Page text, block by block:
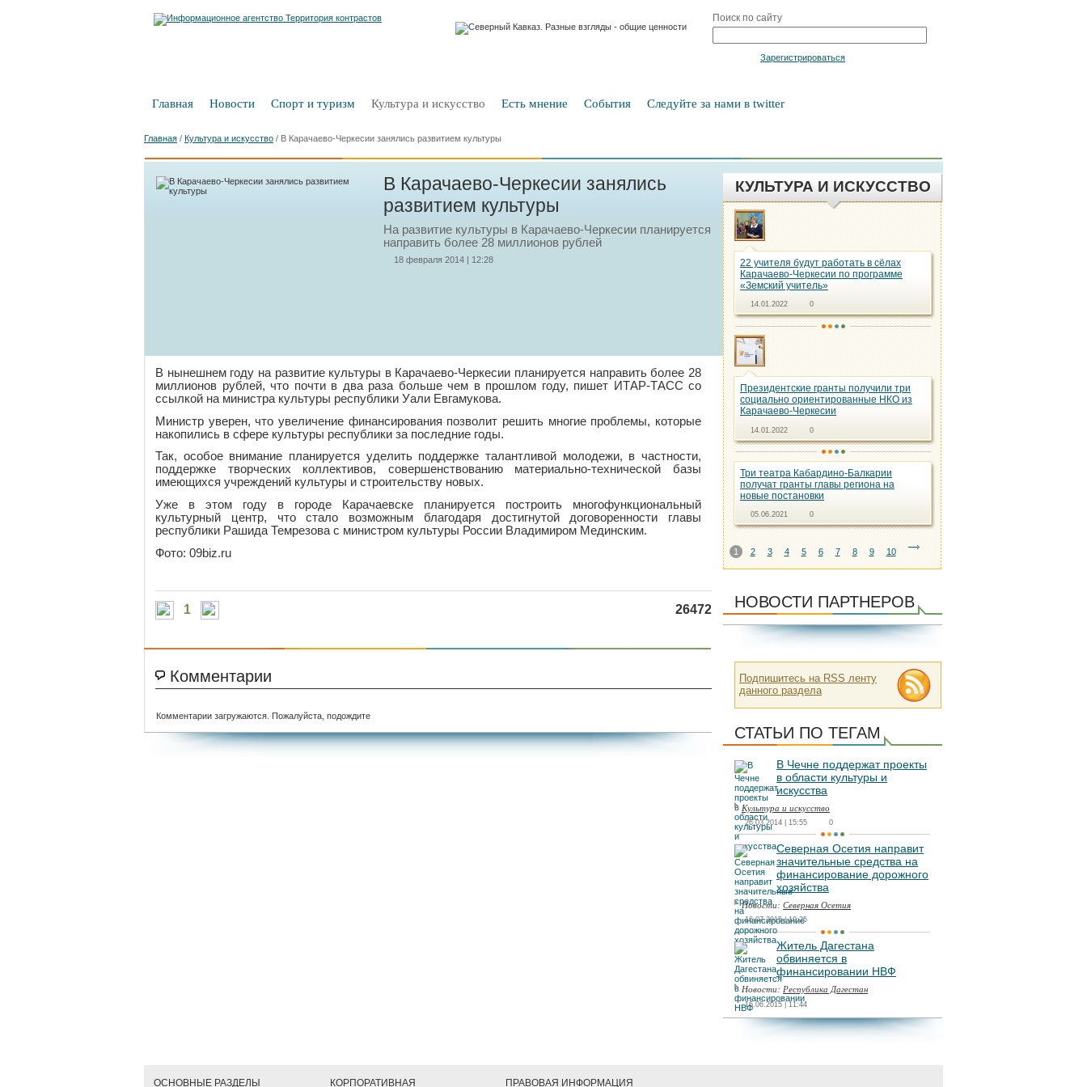
Поиск по сайту
Зарегистрироваться
Главная Новости Спорт и туризм Культура и искусство Есть мнение События Следуйте за нами в twitter
Главная / Культура и искусство / В Карачаево-Черкесии занялись развитием культуры
В Карачаево-Черкесии занялись
развитием культуры
На развитие культуры в Карачаево-Черкесии планируется
направить более 28 миллионов рублей
18 февраля 2014 | 12:28
В нынешнем году на развитие культуры в Карачаево-Черкесии планируется направить более 28
миллионов рублей, что почти в два раза больше чем в прошлом году, пишет ИТАР-ТАСС со
ссылкой на министра культуры республики Уали Евгамукова.
Министр уверен, что увеличение финансирования позволит решить многие проблемы, которые
накопились в сфере культуры республики за последние годы.
Так, особое внимание планируется уделить поддержке талантливой молодежи, в частности,
поддержке творческих коллективов, совершенствованию материально-технической базы
имеющихся учреждений культуры и строительству новых.
Уже в этом году в городе Карачаевске планируется построить многофункциональный
культурный центр, что стало возможным благодаря достигнутой договоренности главы
республики Рашида Темрезова с министром культуры России Владимиром Мединским.
Фото: 09biz.ru
1 26472
Комментарии
Комментарии загружаются. Пожалуйста, подождите
КУЛЬТУРА И ИСКУССТВО
22 учителя будут работать в сёлах
Карачаево-Черкесии по программе
«Земский учитель»
14.01.2022 0
Президентские гранты получили три
социально ориентированные НКО из
Карачаево-Черкесии
14.01.2022 0
Три театра Кабардино-Балкарии
получат гранты главы региона на
новые постановки
05.06.2021 0
1 2 3 4 5 6 7 8 9 10
НОВОСТИ ПАРТНЕРОВ
Подпишитесь на RSS ленту
данного раздела
СТАТЬИ ПО ТЕГАМ
В Чечне поддержат проекты
в области культуры и
искусства
Культура и искусство
26.03.2014 | 15:55 0
Северная Осетия направит
значительные средства на
финансирование дорожного
хозяйства
Новости: Северная Осетия
16.07.2015 | 10:25
Житель Дагестана
обвиняется в
финансировании НВФ
Новости: Республика Дагестан
16.06.2015 | 11:44
ОСНОВНЫЕ РАЗДЕЛЫ КОРПОРАТИВНАЯ ПРАВОВАЯ ИНФОРМАЦИЯ